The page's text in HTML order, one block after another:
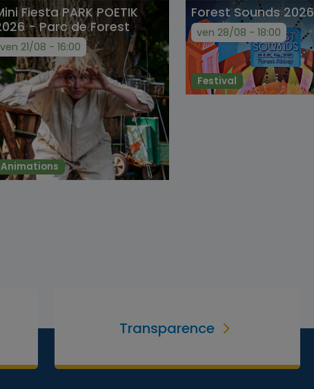
Fiesta PARK POETIK
- Parc de Forest
ven 21/08 - 16:00
Animations
Forest Sounds 2026
ven 28/08 - 18:00
Festival
Transparence